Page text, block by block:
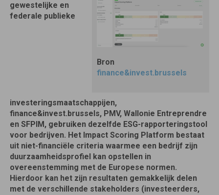
Bron
finance&invest.brussels
gewestelijke en
federale publieke
investeringsmaatschappijen,
finance&invest.brussels, PMV, Wallonie Entreprendre
en SFPIM, gebruiken dezelfde ESG-rapporteringstool
voor bedrijven. Het Impact Scoring Platform bestaat
uit niet-financiële criteria waarmee een bedrijf zijn
duurzaamheidsprofiel kan opstellen in
overeenstemming met de Europese normen.
Hierdoor kan het zijn resultaten gemakkelijk delen
met de verschillende stakeholders (investeerders,